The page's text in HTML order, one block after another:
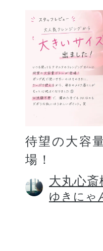
待望の大容
場！
大丸心斎
ゆきにゃ